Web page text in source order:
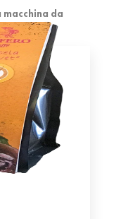
da
fine.
Floreale